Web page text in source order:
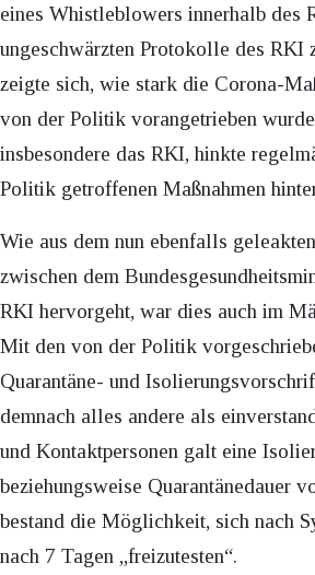
eines Whistleblowers innerhalb des
ungeschwärzten Protokolle des RKI
zeigte sich, wie stark die Corona-
von der Politik vorangetrieben
insbesondere das RKI, hinkte
Politik getroffenen Maßnahmen
Wie aus dem nun ebenfalls
zwischen dem
RKI hervorgeht, war dies auch im
Mit den von der Politik
Quarantäne- und
demnach alles andere als
und Kontaktpersonen galt eine
beziehungsweise Quarantänedauer
bestand die Möglichkeit, sich nach
nach 7 Tagen „freizutesten“.